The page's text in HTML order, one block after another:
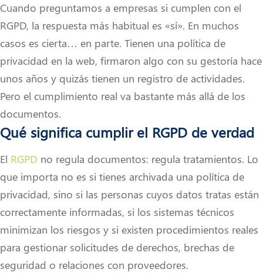
Cuando preguntamos a empresas si cumplen con el
RGPD, la respuesta más habitual es «sí». En muchos
casos es cierta… en parte. Tienen una política de
privacidad en la web, firmaron algo con su gestoría hace
unos años y quizás tienen un registro de actividades.
Pero el cumplimiento real va bastante más allá de los
documentos.
Qué significa cumplir el RGPD de verdad
El RGPD no regula documentos: regula tratamientos. Lo
que importa no es si tienes archivada una política de
privacidad, sino si las personas cuyos datos tratas están
correctamente informadas, si los sistemas técnicos
minimizan los riesgos y si existen procedimientos reales
para gestionar solicitudes de derechos, brechas de
seguridad o relaciones con proveedores.